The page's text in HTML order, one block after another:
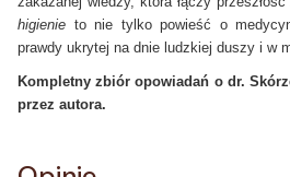
higienie to nie tylko powieść o
prawdy ukrytej na dnie ludzkiej duszy i w
Kompletny zbiór opowiadań o dr.
przez autora.